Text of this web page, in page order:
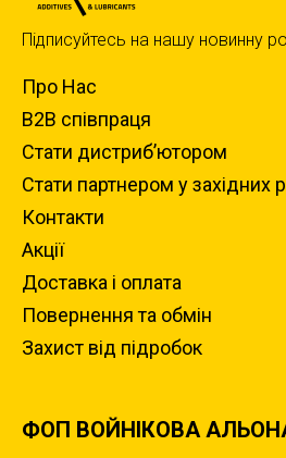
Підписуйтесь на нашу новинну
Про Нас
B2B співпраця
Стати дистриб’ютором
Стати партнером у західних
Контакти
Акції
Доставка i оплата
Повернення та обмiн
Захист вiд пiдробок
ФОП ВОЙНІКОВА